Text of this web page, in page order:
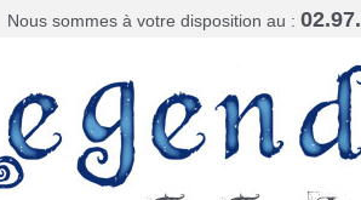
Nous sommes à votre disposition au :